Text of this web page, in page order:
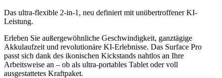
Das ultra-flexible 2-in-1, neu definiert mit unübertroffener KI-
Leistung.
Erleben Sie außergewöhnliche Geschwindigkeit, ganztägige
Akkulaufzeit und revolutionäre KI-Erlebnisse. Das Surface Pro
passt sich dank des ikonischen Kickstands nahtlos an Ihre
Arbeitsweise an – ob als ultra-portables Tablet oder voll
ausgestattetes Kraftpaket.